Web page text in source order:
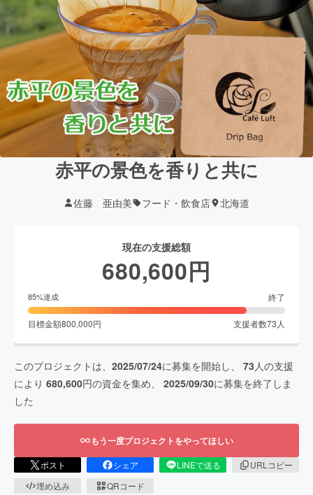
赤平の景色を香りと共に
佐藤 亜由美 フード・飲食店 北海道
現在の支援総額
680,600円
85%達成 終了
目標金額800,000円 支援者数73 人
このプロジェクトは、 2025/07/24に募集を開始し、 73 人の支援
により 680,600円の資金を集め、 2025/09/30に募集を終了しま
した
もう一度プロジェクトをやってほしい
ポスト シェア LINEで送る
URLコピー
埋め込み
QRコード